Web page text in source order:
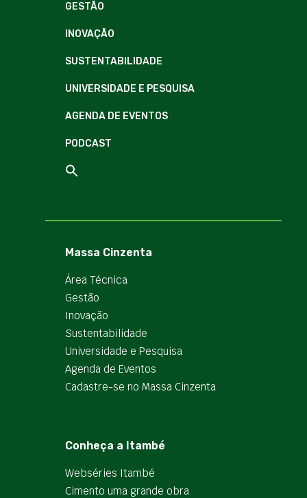
GESTÃO
INOVAÇÃO
SUSTENTABILIDADE
UNIVERSIDADE E PESQUISA
AGENDA DE EVENTOS
PODCAST
Massa Cinzenta
Área Técnica
Gestão
Inovação
Sustentabilidade
Universidade e Pesquisa
Agenda de Eventos
Cadastre-se no Massa Cinzenta
Conheça a Itambé
Webséries Itambé
Cimento uma grande obra